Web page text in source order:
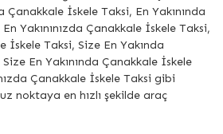
Çanakkale İskele Taksi, En Yakınında
Yakınınızda Çanakkale İskele Taksi,
İskele Taksi, Size En Yakında
En Yakınında Çanakkale İskele
Çanakkale İskele Taksi gibi
noktaya en hızlı şekilde araç